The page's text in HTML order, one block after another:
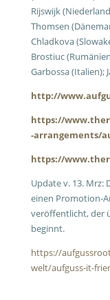
Rijswijk
Thomsen
Chladkova
Brostiuc
Garbossa (Italien);
http://
https://
-arrangements/
https://
Update v. 13. Mrz:
einen Promotion-
veröffentlicht, der
beginnt.
https://
welt/aufguss-it-